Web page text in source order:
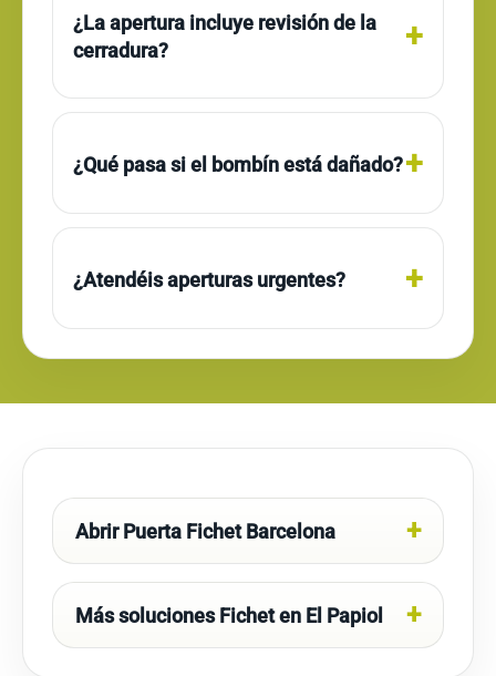
¿La apertura incluye revisión de la
cerradura?
¿Qué pasa si el bombín está dañado?
¿Atendéis aperturas urgentes?
Abrir Puerta Fichet Barcelona
Más soluciones Fichet en El Papiol